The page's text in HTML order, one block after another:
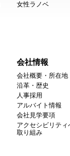
女性ラノベ
会社情報
会社概要・所在地
沿革・歴史
人事採用
アルバイト情報
会社見学要項
アクセシビリティ
取り組み